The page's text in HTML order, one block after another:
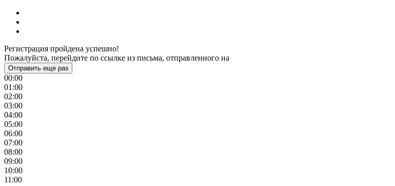
Регистрация пройдена успешно!
Пожалуйста, перейдите по ссылке из письма, отправленного на
Отправить еще раз
00:00
01:00
02:00
03:00
04:00
05:00
06:00
07:00
08:00
09:00
10:00
11:00